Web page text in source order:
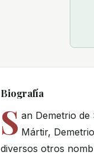
Biografía
S an Demetrio
Mártir,
diversos otros